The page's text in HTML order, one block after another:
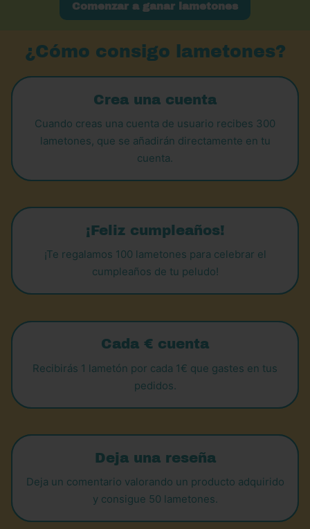
Comenzar a ganar lametones
¿Cómo consigo lametones?
Crea una cuenta
Cuando creas una cuenta de usuario recibes 300
lametones, que se añadirán directamente en tu
cuenta.
¡Feliz cumpleaños!
¡Te regalamos 100 lametones para celebrar el
cumpleaños de tu peludo!
Cada € cuenta
Recibirás 1 lametón por cada 1€ que gastes en tus
pedidos.
Deja una reseña
Deja un comentario valorando un producto adquirido
y consigue 50 lametones.